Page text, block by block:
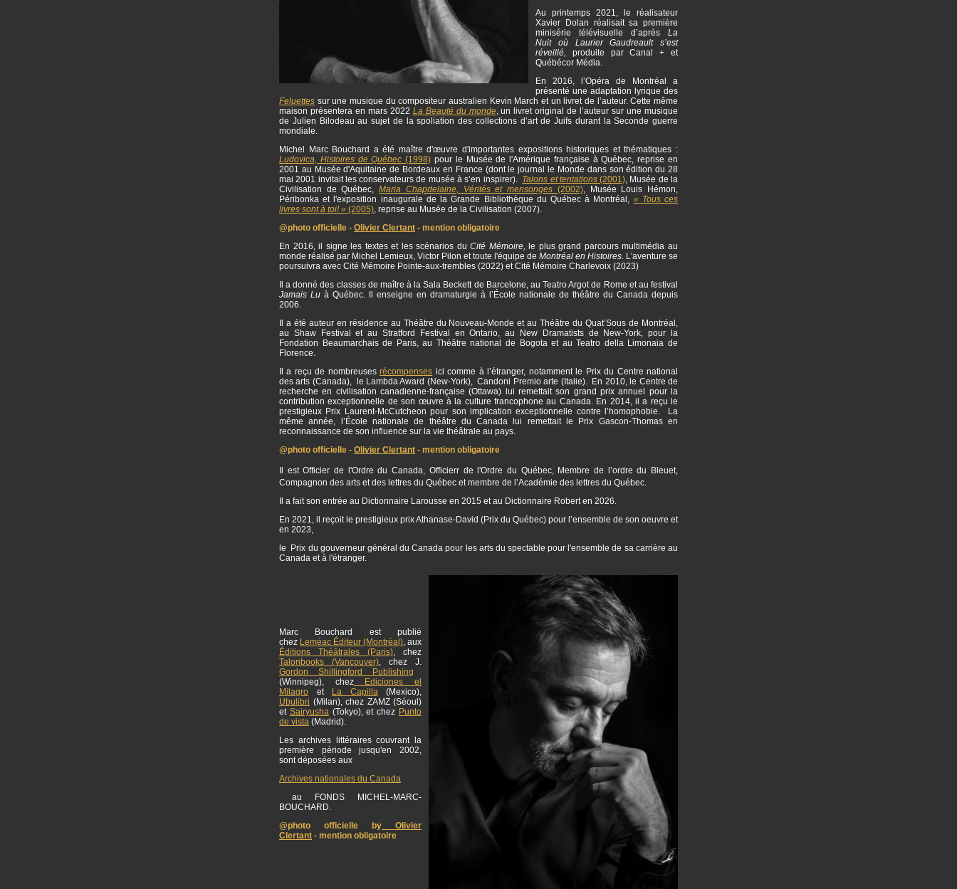
Au printemps 2021, le réalisateur
Xavier Dolan réalisait sa première
minisérie télévisuelle d’après La
Nuit où Laurier Gaudreault s’est
réveillé, produite par Canal + et
Québécor Média.
En 2016, l’Opéra de Montréal a
présenté une adaptation lyrique des
Feluettes sur une musique du compositeur australien Kevin March et un livret de l’auteur. Cette même
maison présentera en mars 2022 La Beauté du monde, un livret original de l’auteur sur une musique
de Julien Bilodeau au sujet de la spoliation des collections d’art de Juifs durant la Seconde guerre
mondiale.
Michel Marc Bouchard a été maître d'œuvre d'importantes expositions historiques et thématiques :
Ludovica, Histoires de Québec (1998) pour le Musée de l'Amérique française à Québec, reprise en
2001 au Musée d'Aquitaine de Bordeaux en France (dont le journal le Monde dans son édition du 28
mai 2001 invitait les conservateurs de musée à s’en inspirer). Talons et tentations(2001) , Musée de la
Civilisation de Québec,Maria Chapdelaine, Vérités et mensonges (2002), Musée Louis Hémon,
Péribonka et l'exposition inaugurale de la Grande Bibliothèque du Québec à Montréal, « Tous ces
livres sont à toi! » (2005) , reprise au Musée de la Civilisation (2007).
@photo officielle - Olivier Clertant - mention obligatoire
En 2016, il signe les textes et les scénarios duCité Mémoire,le plus grand parcours multimédia au
monde réalisé par Michel Lemieux, Victor Pilon et toute l'équipe de Montréal en Histoires . L'aventure se
poursuivra avec Cité Mémoire Pointe-aux-trembles (2022) et Cité Mémoire Charlevoix (2023)
Il a donné des classes de maître à la Sala Beckett de Barcelone, au Teatro Argot de Rome et au festival
Jamais Lu à Québec. Il enseigne en dramaturgie à l’École nationale de théâtre du Canada depuis
2006.
Il a été auteur en résidence au Théâtre du Nouveau-Monde et au Théâtre du Quat’Sous de Montréal,
au Shaw Festival et au Stratford Festival en Ontario, au New Dramatists de New-York, pour la
Fondation Beaumarchais de Paris, au Théâtre national de Bogota et au Teatro della Limonaia de
Florence.
Il a reçu de nombreusesrécompenses ici comme à l’étranger, notamment le Prix du Centre national
des arts (Canada), le Lambda Award (New-York), Candoni Premio arte (Italie). En 2010, le Centre de
recherche en civilisation canadienne-française (Ottawa) lui remettait son grand prix annuel pour la
contribution exceptionnelle de son œuvre à la culture francophone au Canada. En 2014, il a reçu le
prestigieux Prix Laurent-McCutcheon pour son implication exceptionnelle contre l’homophobie. La
même année, l’École nationale de théâtre du Canada lui remettait le Prix Gascon-Thomas en
reconnaissance de son influence sur la vie théâtrale au pays.
@photo officielle - Olivier Clertant - mention obligatoire
Il est Officier de l'Ordre du Canada, Officierr de l'Ordre du Québec, Membre de l’ordre du Bleuet,
Compagnon des arts et des lettres du Québec et membre de l’Académie des lettres du Québec.
Il a fait son entrée au Dictionnaire Larousse en 2015 et au Dictionnaire Robert en 2026.
En 2021, il reçoit le prestigieux prix Athanase-David (Prix du Québec) pour l’ensemble de son oeuvre et
en 2023,
le Prix du gouverneur général du Canada pour les arts du spectable pour l'ensemble de sa carrière au
Canada et à l'étranger.
Marc Bouchard est publié
chez Leméac Éditeur (Montréal), aux
Éditions Théâtrales (Paris), chez
Talonbooks (Vancouver), chez J.
Gordon Shillingford Publishing
(Winnipeg), chezEdiciones el
Milagro et La Capilla(Mexico),
Ubulibri (Milan), chez ZAMZ (Séoul)
et Sairyusha(Tokyo), et chez Punto
de vista (Madrid).
Les archives littéraires couvrant la
première période jusqu'en 2002,
sont déposées aux
Archives nationales du Canada
au FONDS MICHEL-MARC-
BOUCHARD.
@photo officielle by Olivier
Clertant - mention obligatoire